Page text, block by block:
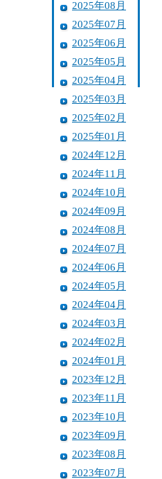
2025年08月
2025年07月
2025年06月
2025年05月
2025年04月
2025年03月
2025年02月
2025年01月
2024年12月
2024年11月
2024年10月
2024年09月
2024年08月
2024年07月
2024年06月
2024年05月
2024年04月
2024年03月
2024年02月
2024年01月
2023年12月
2023年11月
2023年10月
2023年09月
2023年08月
2023年07月